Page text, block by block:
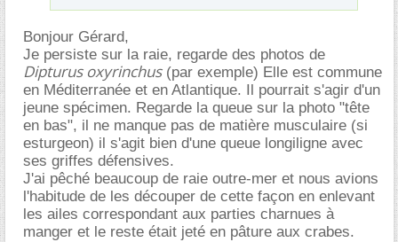
Bonjour Gérard,
Je persiste sur la raie, regarde des photos de
Dipturus oxyrinchus(par exemple) Elle est commune
en Méditerranée et en Atlantique. Il pourrait s'agir d'un
jeune spécimen. Regarde la queue sur la photo "tête
en bas", il ne manque pas de matière musculaire (si
esturgeon) il s'agit bien d'une queue longiligne avec
ses griffes défensives.
J'ai pêché beaucoup de raie outre-mer et nous avions
l'habitude de les découper de cette façon en enlevant
les ailes correspondant aux parties charnues à
manger et le reste était jeté en pâture aux crabes.